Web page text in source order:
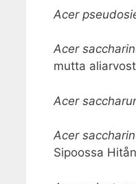
Acer
Acer
mutta
Acer
Acer
Sipoossa